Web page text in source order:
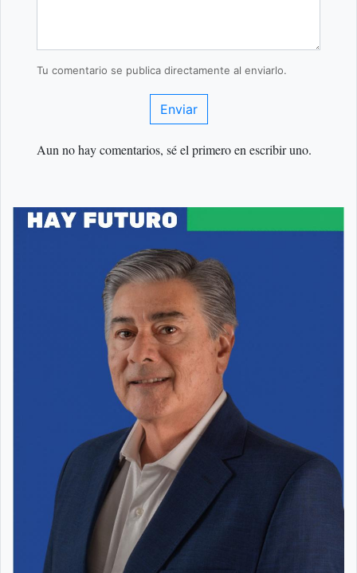
Tu comentario se publica directamente al enviarlo.
Enviar
Aun no hay comentarios, sé el primero en escribir uno.